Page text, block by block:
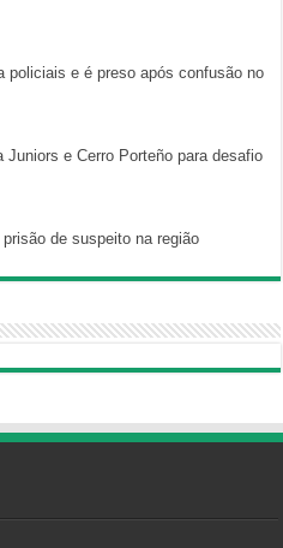
policiais e é preso após confusão no
e Cerro Porteño para desafio
de suspeito na região